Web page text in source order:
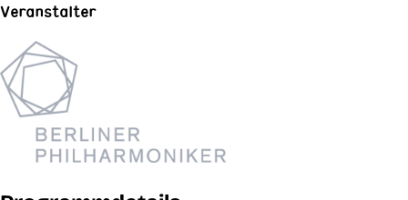
Veranstalter